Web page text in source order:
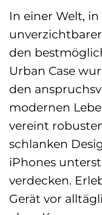
In einer Welt,
den
Urban Case
den
modernen
vereint
schlanken
iPhones
verdecken.
Gerät vor